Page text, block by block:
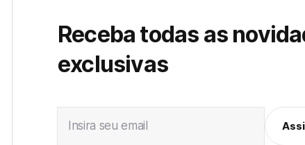
Receba todas as
exclusivas
Insira seu email